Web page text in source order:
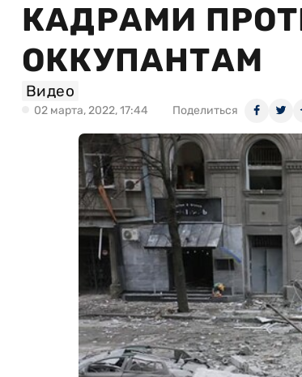
КАДРАМИ
ОККУПАНТАМ
Видео
02 марта, 2022, 17:44 Поделиться